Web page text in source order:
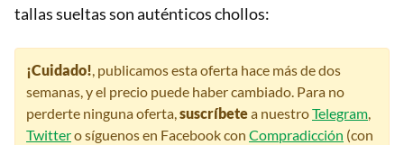
tallas sueltas son auténticos chollos:
¡Cuidado!, publicamos esta oferta hace más de dos
semanas, y el precio puede haber cambiado. Para no
perderte ninguna oferta,suscríbetea nuestroTelegram,
Twittero síguenos en Facebook con Compradicción (con